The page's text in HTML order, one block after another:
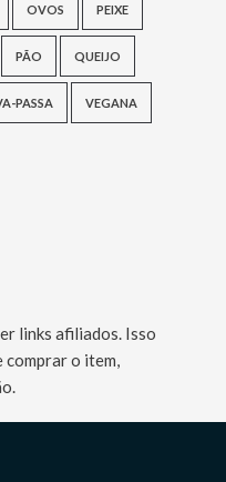
OVOS PEIXE
PÃO QUEIJO
PASSA VEGANA
links afiliados. Isso
o item,